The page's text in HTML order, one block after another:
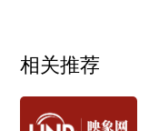
相关推荐